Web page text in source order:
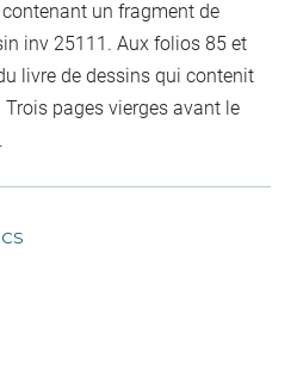
un fragment de
inv 25111. Aux folios 85 et
livre de dessins qui contenit
pages vierges avant le